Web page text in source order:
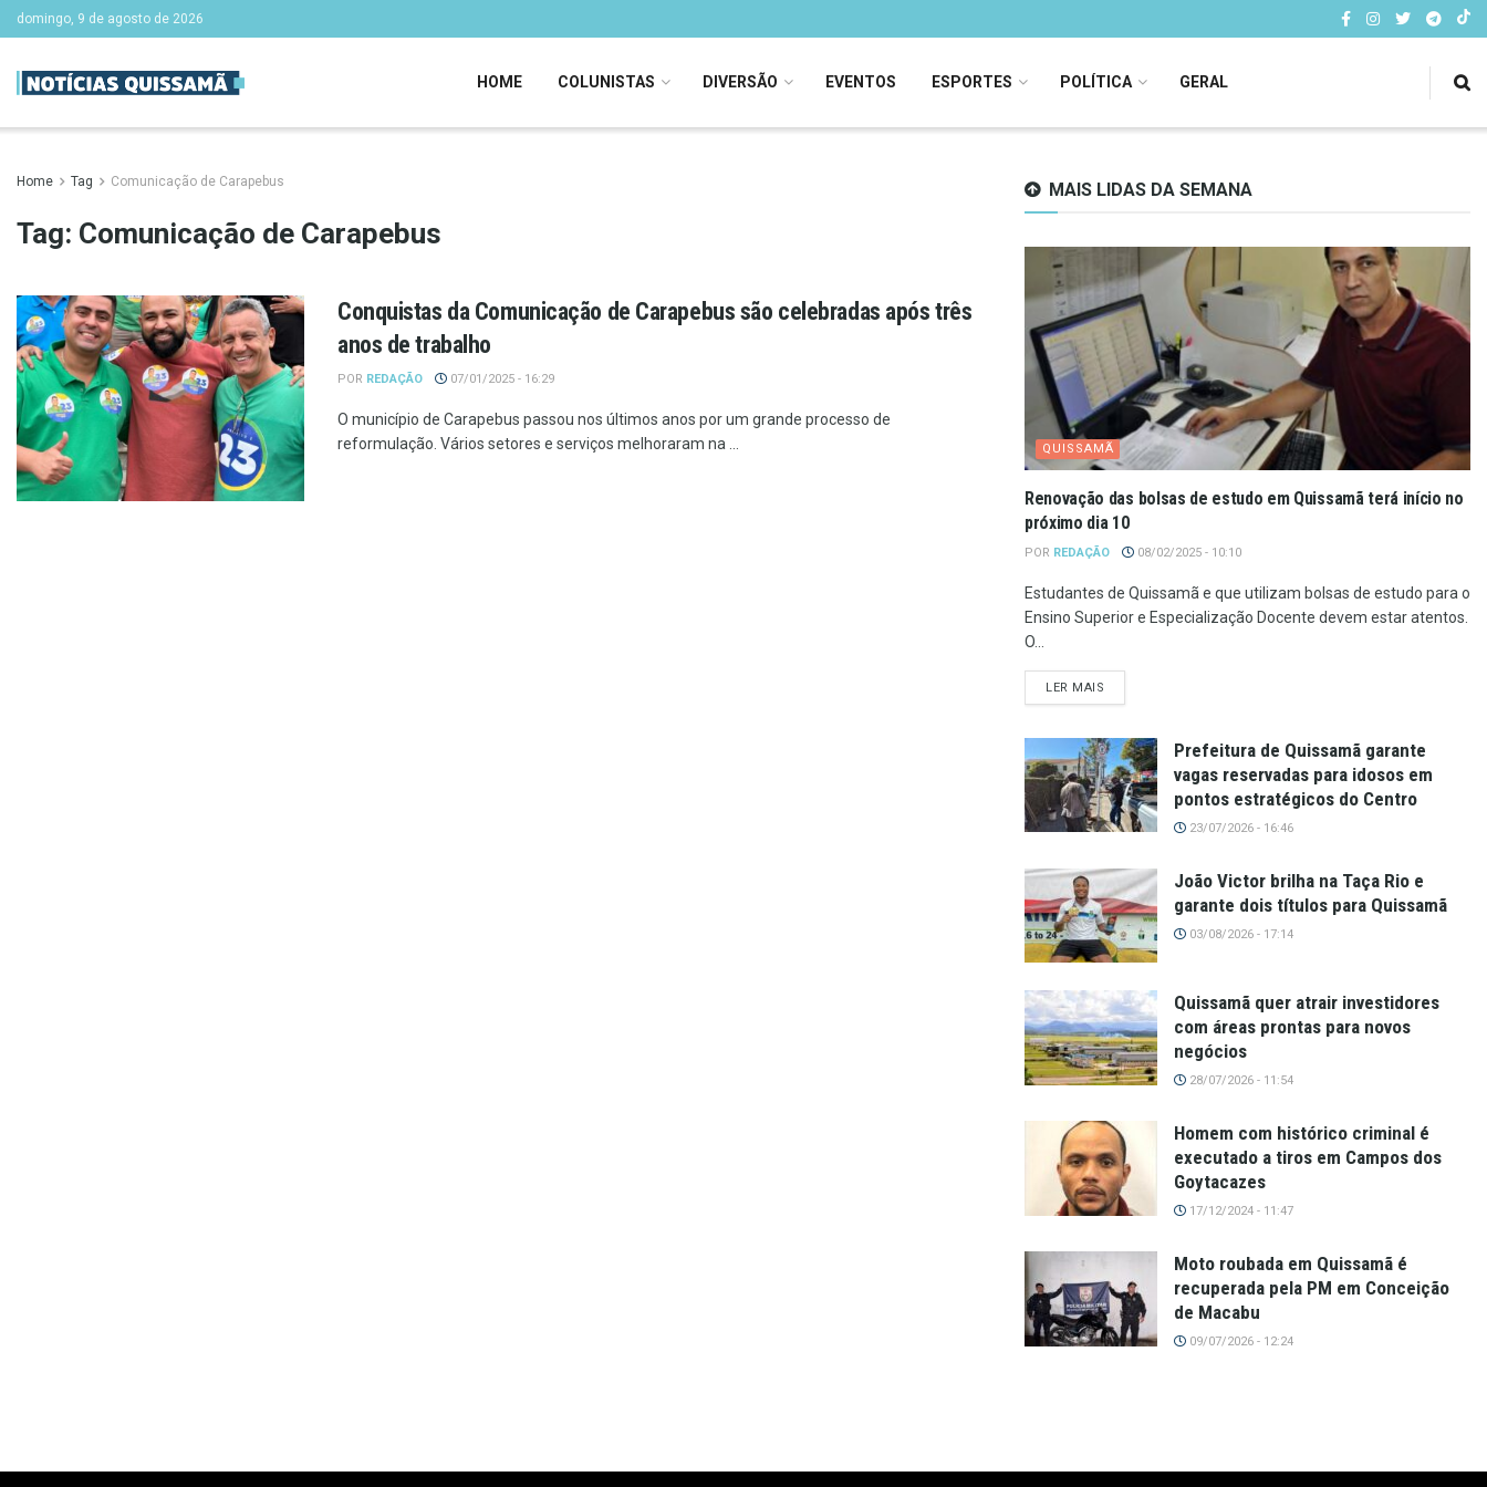
domingo, 9 de agosto de 2026
HOME COLUNISTAS DIVERSÃO EVENTOS ESPORTES POLÍTICA GERAL
Home Tag Comunicação de Carapebus
Tag: Comunicação de Carapebus
Conquistas da Comunicação de Carapebus são celebradas após três
anos de trabalho
POR REDAÇÃO 07/01/2025 - 16:29
O município de Carapebus passou nos últimos anos por um grande processo de
reformulação. Vários setores e serviços melhoraram na ...
MAIS LIDAS DA SEMANA
QUISSAMÃ
Renovação das bolsas de estudo em Quissamã terá início no
próximo dia 10
POR REDAÇÃO 08/02/2025 - 10:10
Estudantes de Quissamã e que utilizam bolsas de estudo para o
Ensino Superior e Especialização Docente devem estar atentos.
O...
LER MAIS
Prefeitura de Quissamã garante
vagas reservadas para idosos em
pontos estratégicos do Centro
23/07/2026 - 16:46
João Victor brilha na Taça Rio e
garante dois títulos para Quissamã
03/08/2026 - 17:14
Quissamã quer atrair investidores
com áreas prontas para novos
negócios
28/07/2026 - 11:54
Homem com histórico criminal é
executado a tiros em Campos dos
Goytacazes
17/12/2024 - 11:47
Moto roubada em Quissamã é
recuperada pela PM em Conceição
de Macabu
09/07/2026 - 12:24